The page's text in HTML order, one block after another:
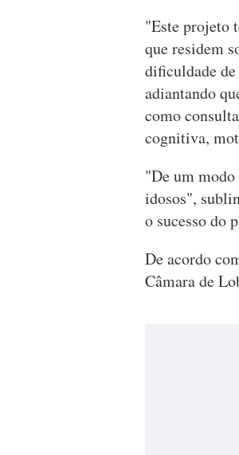
"Este projeto
que residem
dificuldade
adiantando
como
cognitiva,
"De um modo
idosos",
o sucesso do
De acordo
Câmara de